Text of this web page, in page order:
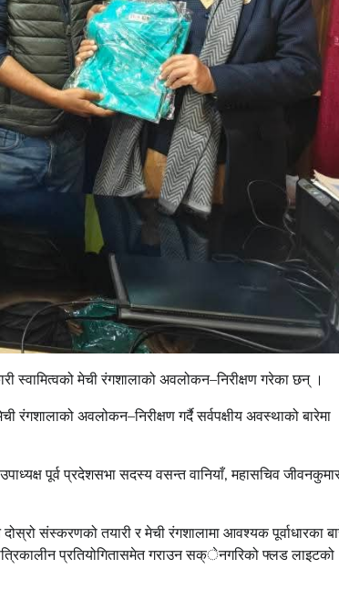
स्वामित्वको मेची रंगशालाको अवलोकन–निरीक्षण गरेका छन् ।
रंगशालाको अवलोकन–निरीक्षण गर्दै सर्वपक्षीय अवस्थाको बारेमा
पूर्व प्रदेशसभा सदस्य वसन्त वानियाँ, महासचिव
संस्करणको तयारी र मेची रंगशालामा आवश्यक पूर्वाधारका
प्रतियोगितासमेत गराउन सक्ेनगरिको फ्लड लाइटको